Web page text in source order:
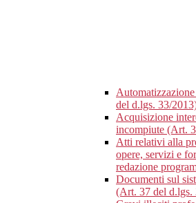
del d.lgs. 33/
Acquisizione
incompiute (Art.
Atti relativi alla
opere, servizi e
redazione
Documenti sul
(Art. 37 del d.lgs.